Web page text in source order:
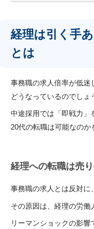
経理は引く手
とは
事務職の求人倍率が低迷
どうなっているのでしょ
中途採用では「即戦力」
20代の転職は可能なのか
経理への転職は売り
事務職の求人とは反対に
その原因は、経理の労働
リーマンショックの影